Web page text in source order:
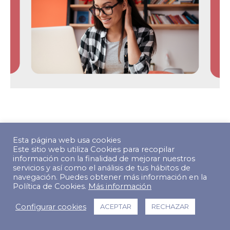
© Copyright 2022 The Predictive Index. Todos los derechos
reservados.
Footer Menu
Esta página web usa cookies
Este sitio web utiliza Cookies para recopilar
información con la finalidad de mejorar nuestros
servicios y así como el análisis de tus hábitos de
navegación. Puedes obtener más información en la
Política de Cookies. Más información
Configurar cookies ACEPTAR RECHAZAR